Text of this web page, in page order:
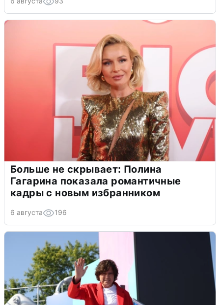
Больше не скрывает: Полина
Гагарина показала романтичные
кадры с новым избранником
6 августа 196